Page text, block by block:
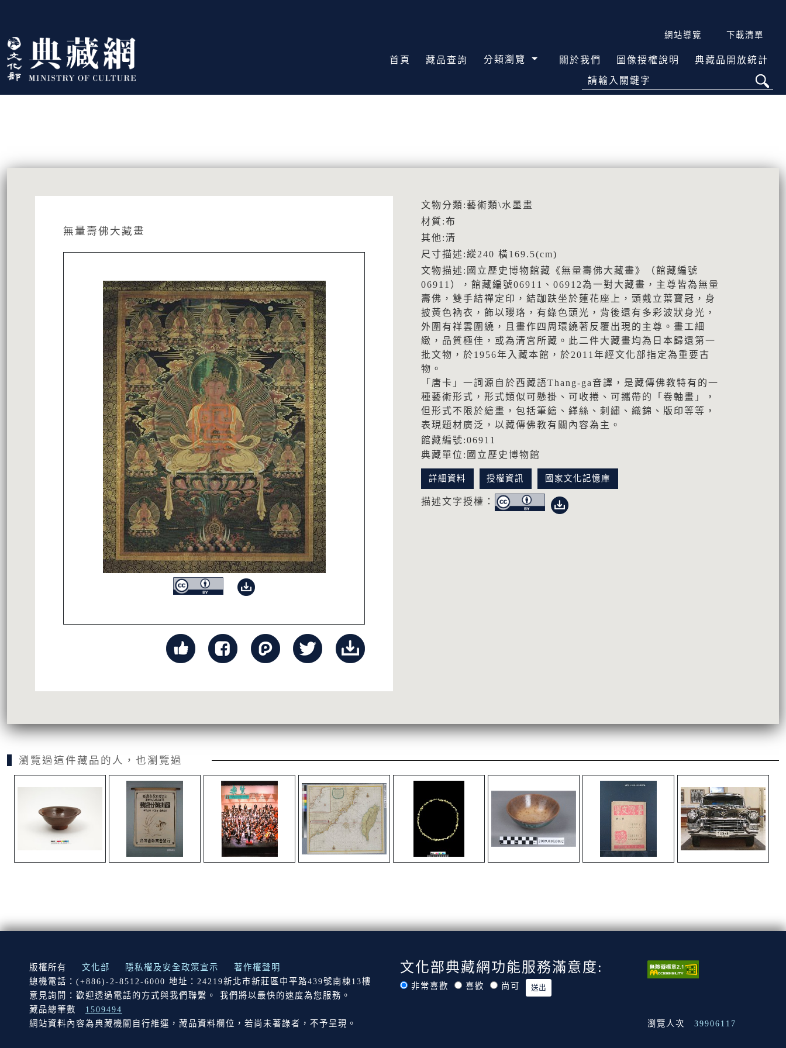
:::
網站導覽 下載清單
首頁 藏品查詢 分類瀏覽 關於我們 圖像授權說明 典藏品開放統計
請輸入關鍵字
無量壽佛大藏畫
文物分類:藝術類\水墨畫
材質:布
其他:清
尺寸描述:縱240 橫169.5(cm)
文物描述:國立歷史博物館藏《無量壽佛大藏畫》（館藏編號
06911），館藏編號06911、06912為一對大藏畫，主尊皆為無量
壽佛，雙手結禪定印，結跏趺坐於蓮花座上，頭戴立葉寶冠，身
披黃色衲衣，飾以瓔珞，有綠色頭光，背後還有多彩波狀身光，
外圍有祥雲圍繞，且畫作四周環繞著反覆出現的主尊。畫工細
緻，品質極佳，或為清宮所藏。此二件大藏畫均為日本歸還第一
批文物，於1956年入藏本館，於2011年經文化部指定為重要古
物。
「唐卡」一詞源自於西藏語Thang-ga音譯，是藏傳佛教特有的一
種藝術形式，形式類似可懸掛、可收捲、可攜帶的「卷軸畫」，
但形式不限於繪畫，包括筆繪、緙絲、刺繡、織錦、版印等等，
表現題材廣泛，以藏傳佛教有關內容為主。
館藏編號:06911
典藏單位:國立歷史博物館
詳細資料 授權資訊 國家文化記憶庫
描述文字授權：
瀏覽過這件藏品的人，也瀏覽過
:::
版權所有 文化部 隱私權及安全政策宣示
著作權聲明
總機電話：(+886)-2-8512-6000 地址：24219新北市新莊區中平路439號南棟13樓
意見詢問：歡迎透過電話的方式與我們聯繫。 我們將以最快的速度為您服務。
藏品總筆數
1509494
文化部典藏網功能服務滿意度:
非常喜歡 喜歡 尚可
網站資料內容為典藏機關自行維運，藏品資料欄位，若尚未著錄者，不予呈現。 瀏覽人次 39906117